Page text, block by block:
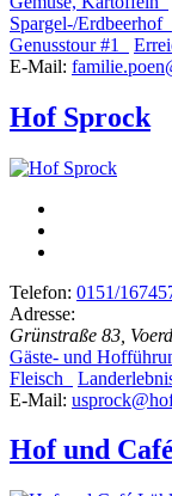
Spargel-/Erdbeerhof
Genusstour #1
E-Mail:
Hof Sprock
Telefon: 0151/
Adresse:
Grünstraße 83,
Gäste- und
Fleisch
E-Mail:
Hof und